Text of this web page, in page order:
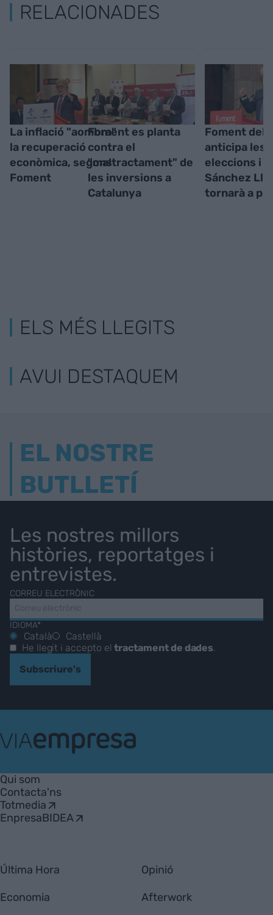
RELACIONADES
La inflació "aombra"
la recuperació
econòmica, segons
Foment
Foment es planta
contra el
"maltractament" de
les inversions a
Catalunya
Foment del
anticipa les
eleccions i
Sánchez
tornarà a
ELS MÉS LLEGITS
AVUI DESTAQUEM
EL NOSTRE
BUTLLETÍ
Les nostres millors
històries, reportatges i
entrevistes.
CORREU ELECTRÒNIC
IDIOMA*
Català
Castellà
He llegit i accepto eltractament de dades.
Subscriure's
Empresa
Qui som
Contacta'ns
Totmedia
EnpresaBIDEA
Última Hora
Economia
Opinió
Afterwork